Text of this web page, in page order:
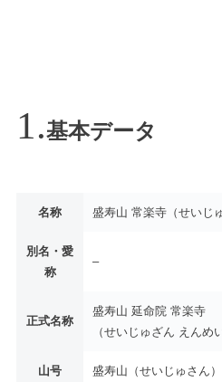
基本データ
名称 盛寿山 常楽寺（せいじ
別名・愛
称
–
正式名称
盛寿山 延命院 常楽寺
（せいじゅざん えんめ
山号 盛寿山（せいじゅさん）